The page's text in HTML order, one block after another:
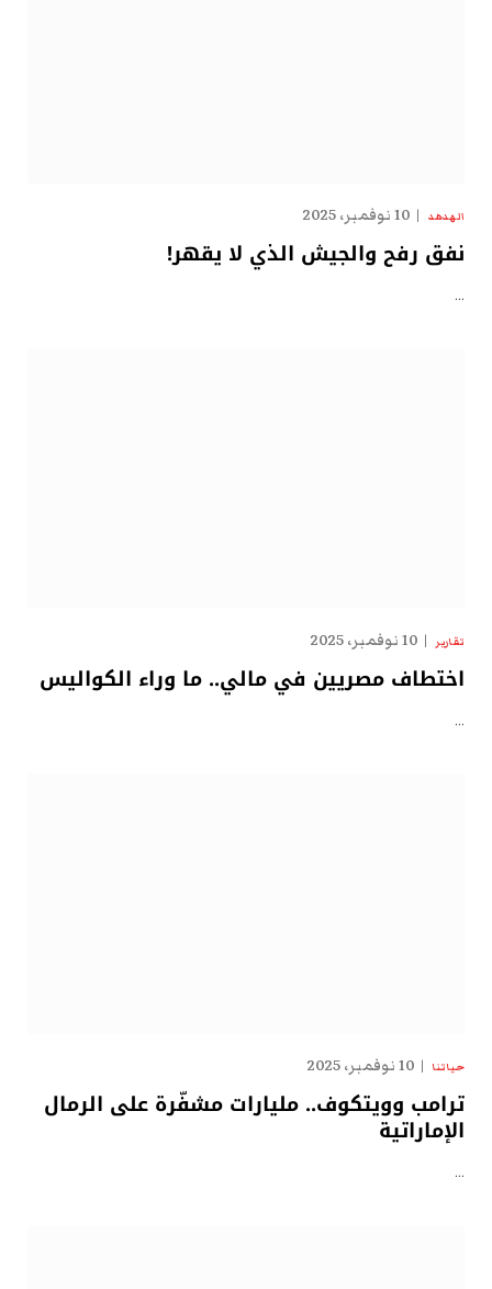
الهدهد 10 نوفمبر، 2025
نفق رفح والجيش الذي لا يقهر!
…
تقارير 10 نوفمبر، 2025
اختطاف مصريين في مالي.. ما وراء الكواليس
…
حياتنا 10 نوفمبر، 2025
ترامب وويتكوف.. مليارات مشفّرة على الرمال
الإماراتية
…